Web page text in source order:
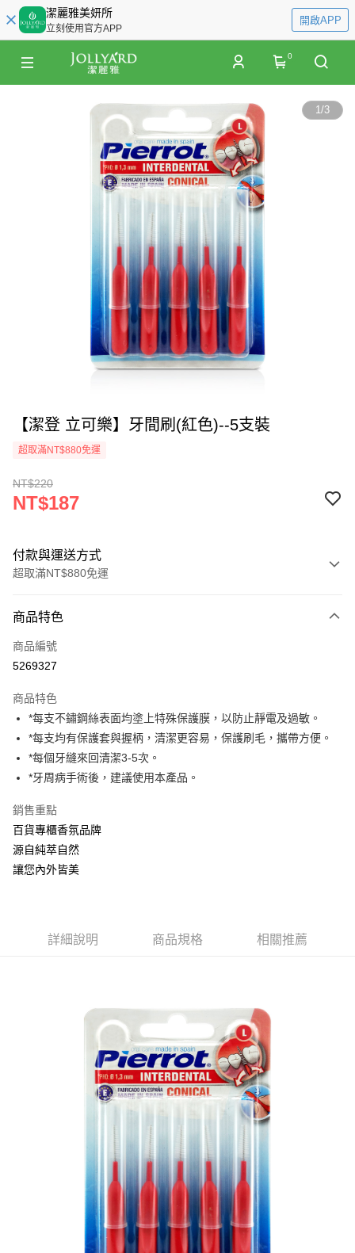
潔麗雅美妍所
立刻使用官方APP
開啟APP
0
1/3
【潔登 立可樂】牙間刷(紅色)--5支裝
超取滿NT$880免運
NT$220
NT$187
付款與運送方式
超取滿NT$880免運
信用卡一次付款
超商取貨付款
Apple Pay
ATM付款
運送方式
全家取貨付款
每筆NT$60，滿NT$880(含以上)免運費
付款後全家取貨
每筆NT$60，滿NT$880(含以上)免運費
每筆NT$80，滿NT$880(含以上)免運費
商品特色
商品編號
5269327
商品特色
*每支不鏽鋼絲表面均塗上特殊保護膜，以防止靜電及過敏。
*每支均有保護套與握柄，清潔更容易，保護刷毛，攜帶方便。
*每個牙縫來回清潔3-5次。
*牙周病手術後，建議使用本產品。
銷售重點
百貨專櫃香氛品牌
源自純萃自然
讓您內外皆美
詳細說明 商品規格 相關推薦